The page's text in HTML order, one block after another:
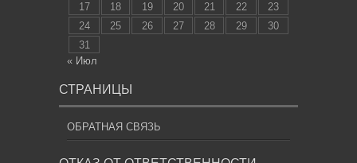
17
18 19 20 21 22
23
24
25 26 27 28 29
30
31
« Июл
СТРАНИЦЫ
ОБРАТНАЯ СВЯЗЬ